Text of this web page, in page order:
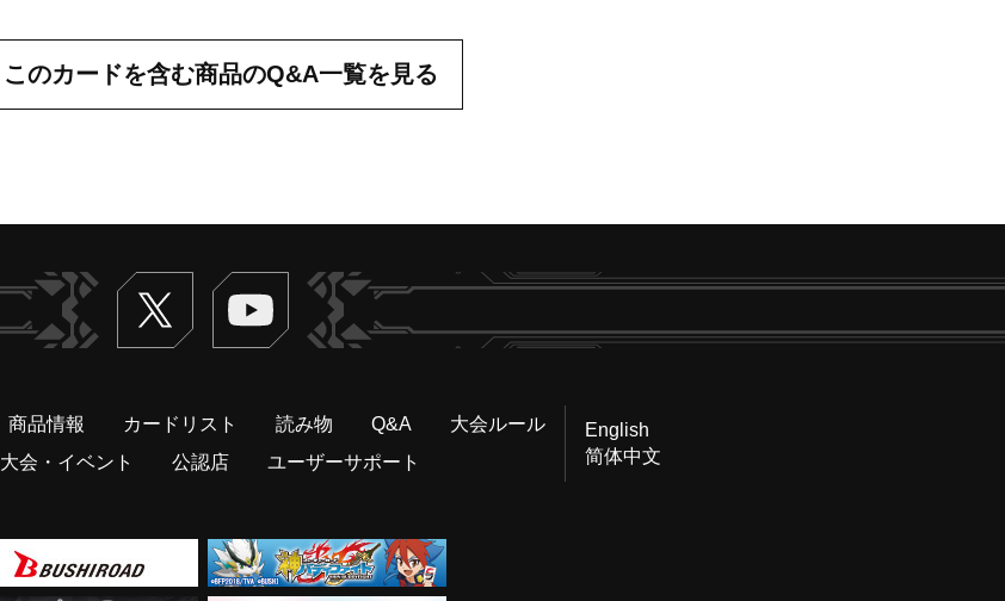
このカードを含む商品のQ&A一覧を見る
Twitter ヴァンガードch
商品情報 カードリスト 読み物 Q&A
大会ルール
大会・イベント 公認店 ユーザーサポート
English
简体中文